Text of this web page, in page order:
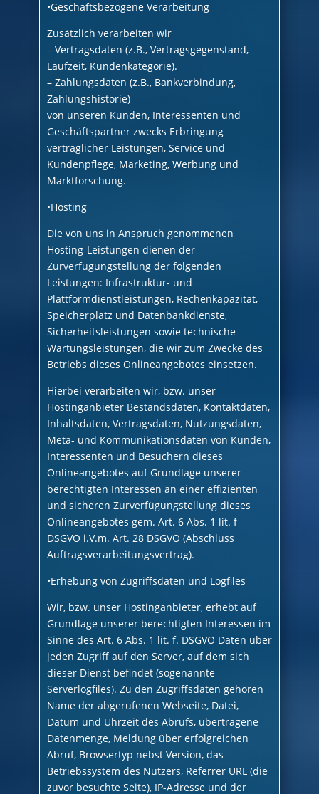
•Geschäftsbezogene Verarbeitung
Zusätzlich verarbeiten wir
– Vertragsdaten (z.B., Vertragsgegenstand,
Laufzeit, Kundenkategorie).
– Zahlungsdaten (z.B., Bankverbindung,
Zahlungshistorie)
von unseren Kunden, Interessenten und
Geschäftspartner zwecks Erbringung
vertraglicher Leistungen, Service und
Kundenpflege, Marketing, Werbung und
Marktforschung.
•Hosting
Die von uns in Anspruch genommenen
Hosting-Leistungen dienen der
Zurverfügungstellung der folgenden
Leistungen: Infrastruktur- und
Plattformdienstleistungen, Rechenkapazität,
Speicherplatz und Datenbankdienste,
Sicherheitsleistungen sowie technische
Wartungsleistungen, die wir zum Zwecke des
Betriebs dieses Onlineangebotes einsetzen.
Hierbei verarbeiten wir, bzw. unser
Hostinganbieter Bestandsdaten, Kontaktdaten,
Inhaltsdaten, Vertragsdaten, Nutzungsdaten,
Meta- und Kommunikationsdaten von Kunden,
Interessenten und Besuchern dieses
Onlineangebotes auf Grundlage unserer
berechtigten Interessen an einer effizienten
und sicheren Zurverfügungstellung dieses
Onlineangebotes gem. Art. 6 Abs. 1 lit. f
DSGVO i.V.m. Art. 28 DSGVO (Abschluss
Auftragsverarbeitungsvertrag).
•Erhebung von Zugriffsdaten und Logfiles
Wir, bzw. unser Hostinganbieter, erhebt auf
Grundlage unserer berechtigten Interessen im
Sinne des Art. 6 Abs. 1 lit. f. DSGVO Daten über
jeden Zugriff auf den Server, auf dem sich
dieser Dienst befindet (sogenannte
Serverlogfiles). Zu den Zugriffsdaten gehören
Name der abgerufenen Webseite, Datei,
Datum und Uhrzeit des Abrufs, übertragene
Datenmenge, Meldung über erfolgreichen
Abruf, Browsertyp nebst Version, das
Betriebssystem des Nutzers, Referrer URL (die
zuvor besuchte Seite), IP-Adresse und der